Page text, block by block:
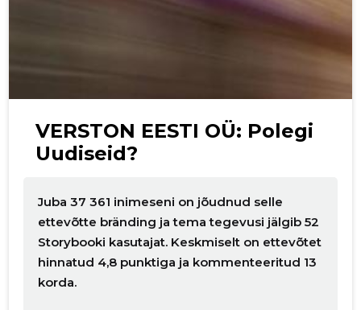
VERSTON EESTI OÜ: Polegi
Uudiseid?
Juba 37 361 inimeseni on jõudnud selle
ettevõtte bränding ja tema tegevusi jälgib 52
Storybooki kasutajat. Keskmiselt on ettevõtet
hinnatud 4,8 punktiga ja kommenteeritud 13
korda.